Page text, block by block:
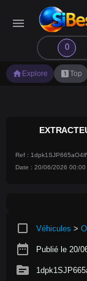
menu
0
search
home Explore looks_oneTop
Ref :
Date : 20/06/2026 00:00
crop_square Véhicules >
date_range Publié le 20/
source